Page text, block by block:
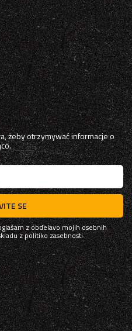
żeby otrzymywać informacje o
SE
z obdelavo mojih osebnih
zpolitiko zasebnosti